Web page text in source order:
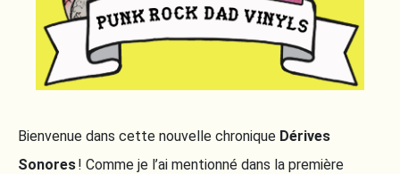
Bienvenue dans cette nouvelle chronique Dérives
Sonores! Comme je l’ai mentionné dans la première